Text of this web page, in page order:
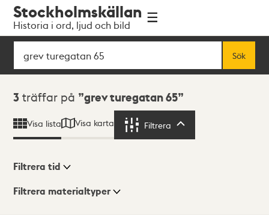
navigationen
huvudinnehållet
Stockholmskällan
Historia i ord, ljud och bild
Sök
Sök
Sökresultat
3 träffar på grev turegatan 65
Visa lista Visa karta Filtrera
Visningsläge
Filtrera tid
Filtrera materialtyper